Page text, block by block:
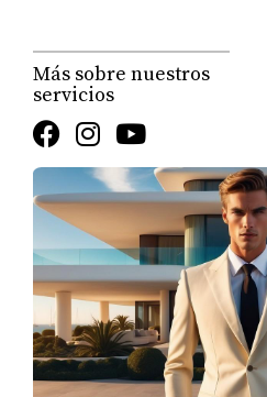
seguridad, como alarmas
seguridad de la
de seguros.
Consejo:Revisa y
seguridad cada pocos
efectivos y modernos.
4.2. Implementación de
Impacto:Los dispositivos
termostatos y luces, no
comodidad sino que
eficiencia energética.
Estadísticas: Las
inteligente pueden
Más sobre nuestros
servicios